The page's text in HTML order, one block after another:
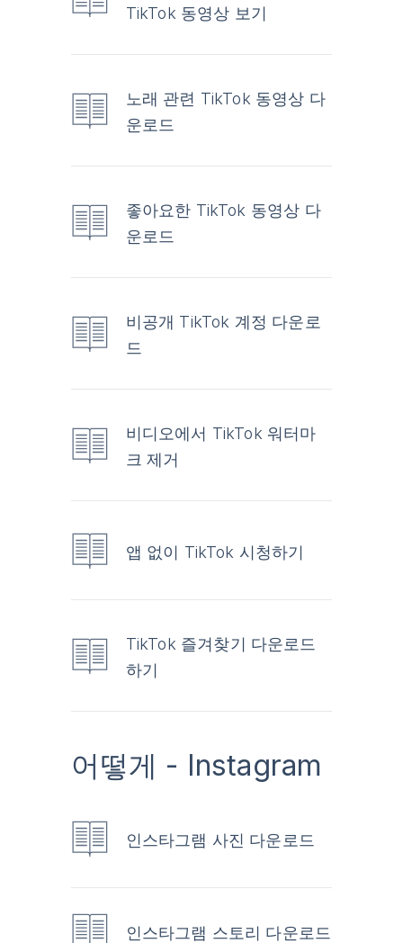
TikTok 동영상 보기
노래 관련 TikTok 동영상 다
운로드
좋아요한 TikTok 동영상 다
운로드
비공개 TikTok 계정 다운로
드
비디오에서 TikTok 워터마
크 제거
앱 없이 TikTok 시청하기
TikTok 즐겨찾기 다운로드
하기
어떻게 - Instagram
인스타그램 사진 다운로드
인스타그램 스토리 다운로드